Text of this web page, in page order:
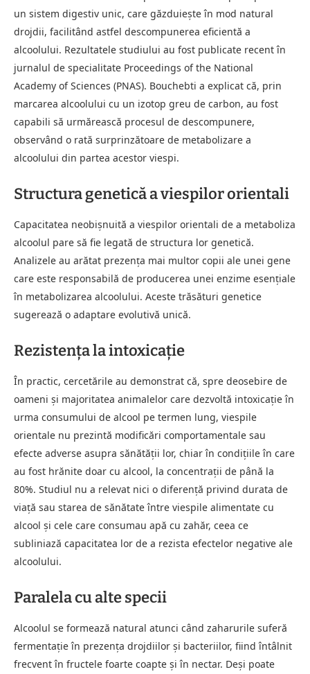
un sistem digestiv unic, care găzduiește în mod natural
drojdii, facilitând astfel descompunerea eficientă a
alcoolului. Rezultatele studiului au fost publicate recent în
jurnalul de specialitate Proceedings of the National
Academy of Sciences (PNAS). Bouchebti a explicat că, prin
marcarea alcoolului cu un izotop greu de carbon, au fost
capabili să urmărească procesul de descompunere,
observând o rată surprinzătoare de metabolizare a
alcoolului din partea acestor viespi.
Structura genetică a viespilor orientali
Capacitatea neobișnuită a viespilor orientali de a metaboliza
alcoolul pare să fie legată de structura lor genetică.
Analizele au arătat prezența mai multor copii ale unei gene
care este responsabilă de producerea unei enzime esențiale
în metabolizarea alcoolului. Aceste trăsături genetice
sugerează o adaptare evolutivă unică.
Rezistența la intoxicație
În practic, cercetările au demonstrat că, spre deosebire de
oameni și majoritatea animalelor care dezvoltă intoxicație în
urma consumului de alcool pe termen lung, viespile
orientale nu prezintă modificări comportamentale sau
efecte adverse asupra sănătății lor, chiar în condițiile în care
au fost hrănite doar cu alcool, la concentrații de până la
80%. Studiul nu a relevat nici o diferență privind durata de
viață sau starea de sănătate între viespile alimentate cu
alcool și cele care consumau apă cu zahăr, ceea ce
subliniază capacitatea lor de a rezista efectelor negative ale
alcoolului.
Paralela cu alte specii
Alcoolul se formează natural atunci când zaharurile suferă
fermentație în prezența drojdiilor și bacteriilor, fiind întâlnit
frecvent în fructele foarte coapte și în nectar. Deși poate